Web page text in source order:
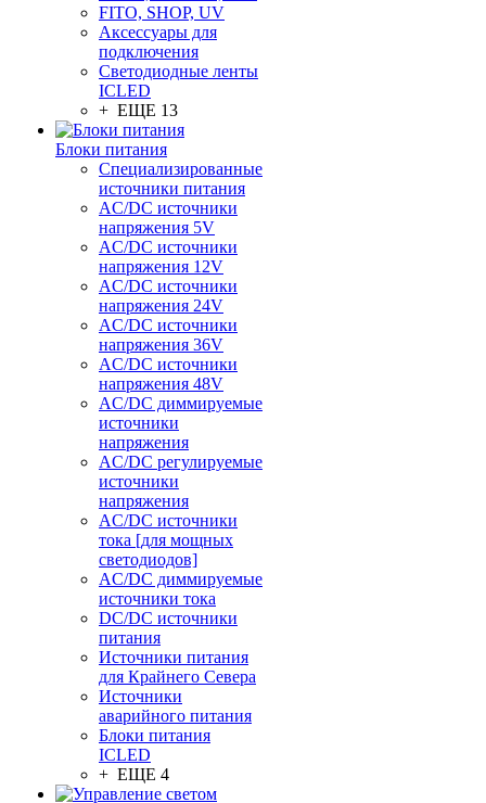
FITO, SHOP, UV
Аксессуары для
подключения
Светодиодные ленты
ICLED
+ ЕЩЕ 13
Блоки питания
Специализированные
источники питания
AC/DC источники
напряжения 5V
AC/DC источники
напряжения 12V
AC/DC источники
напряжения 24V
AC/DC источники
напряжения 36V
AC/DC источники
напряжения 48V
AC/DC диммируемые
источники
напряжения
AC/DC регулируемые
источники
напряжения
AC/DC источники
тока [для мощных
светодиодов]
AC/DC диммируемые
источники тока
DC/DC источники
питания
Источники питания
для Крайнего Севера
Источники
аварийного питания
Блоки питания
ICLED
+ ЕЩЕ 4